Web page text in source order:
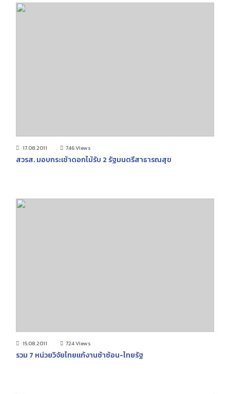
17.08.2011 746 Views
สวรส. มอบกระเช้าดอกไม้รับ 2 รัฐมนตรีสาธารณสุข
15.08.2011 724 Views
รวม 7 หน่วยวิจัยไทยแก้งานซ้าซ้อน-ไทยรัฐ